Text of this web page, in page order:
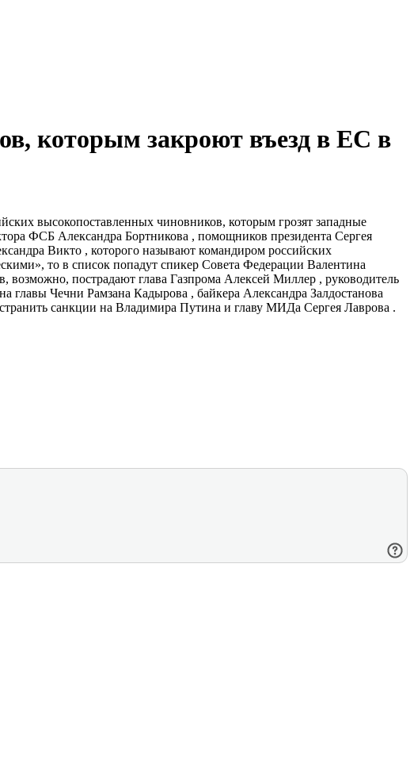
которым закроют въезд в ЕС в
высокопоставленных чиновников, которым грозят западные
ФСБ Александра Бортникова , помощников президента Сергея
Викто , которого называют командиром российских
то в список попадут спикер Совета Федерации Валентина
пострадают глава Газпрома Алексей Миллер , руководитель
Чечни Рамзана Кадырова , байкера Александра Залдостанова
санкции на Владимира Путина и главу МИДа Сергея Лаврова .